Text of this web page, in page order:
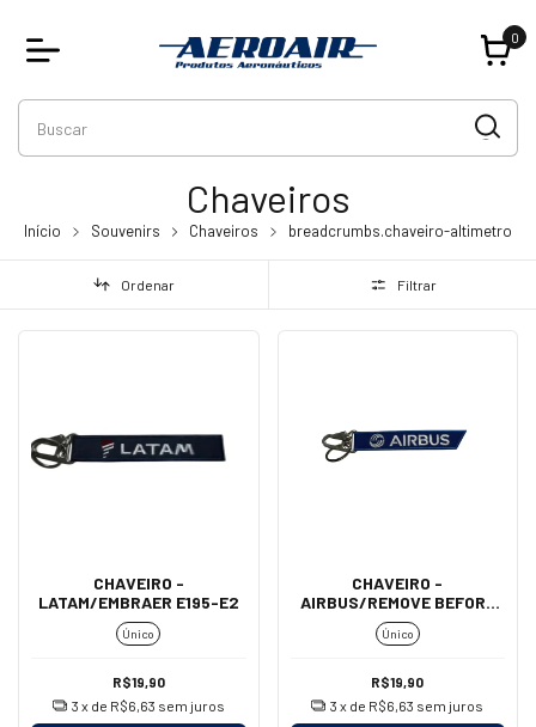
0
Chaveiros
Início Souvenirs Chaveiros breadcrumbs.chaveiro-altimetro
Ordenar Filtrar
CHAVEIRO -
LATAM/EMBRAER E195-E2
Único
R$19,90
3 x de R$6,63 sem juros
CHAVEIRO -
AIRBUS/REMOVE BEFORE
FLIGHT (MOSQUETÃO)
Único
R$19,90
3 x de R$6,63 sem juros